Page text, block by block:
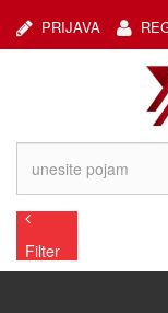
PRIJAVA
Filter